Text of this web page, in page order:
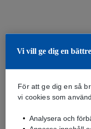
Vi vill ge dig en
För att ge dig en så
vi cookies som
Analysera och